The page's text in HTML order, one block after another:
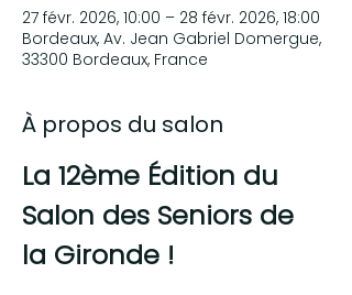
27 févr. 2026, 10:00 – 28 févr. 2026, 18:00
Bordeaux, Av. Jean Gabriel Domergue,
33300 Bordeaux, France
À propos du salon
La 12ème Édition du
Salon des Seniors de
la Gironde !